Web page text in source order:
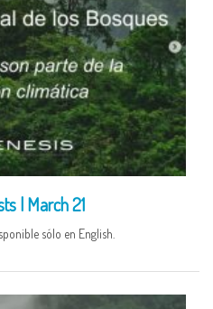
| March 21
sólo en English.